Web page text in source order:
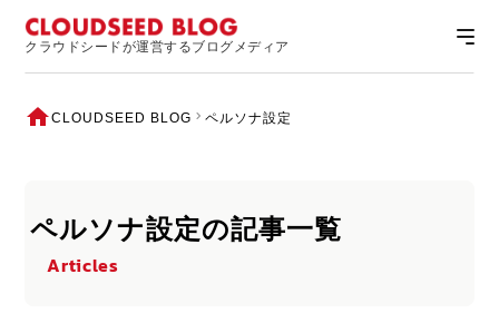
クラウドシードが運営するブログメディア
CLOUDSEED BLOG ペルソナ設定
ペルソナ設定の記事一覧
Articles